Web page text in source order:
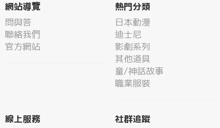
網站導覽
問與答
聯絡我們
官方網站
熱門分類
日本動漫
迪士尼
影劇系列
其他道具
童/神話故事
職業服裝
線上服務
社群追蹤